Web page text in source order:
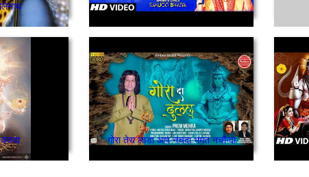
हर हर महादेव
गोरा तेरा लाडा आप नचदा भगत नचौन्दा